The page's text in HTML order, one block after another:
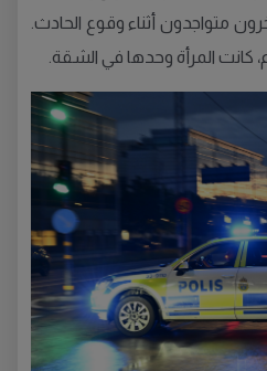
متواجدون أثناء وقوع الحادث.
كانت المرأة وحدها في الشقة.